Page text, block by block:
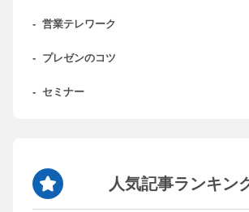
- 営業テレワーク
- プレゼンのコツ
- セミナー
人気記事ランキン